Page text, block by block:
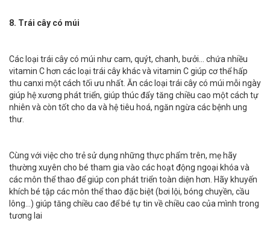
8. Trái cây có múi
Các loại trái cây có múi như cam, quýt, chanh, bưởi… chứa nhiều
vitamin C hơn các loại trái cây khác và vitamin C giúp cơ thể hấp
thu canxi một cách tối ưu nhất. Ăn các loại trái cây có múi mỗi ngày
giúp hệ xương phát triển, giúp thúc đẩy tăng chiều cao một cách tự
nhiên và còn tốt cho da và hệ tiêu hoá, ngăn ngừa các bệnh ung
thư.
Cùng với việc cho trẻ sử dụng những thực phẩm trên, mẹ hãy
thường xuyên cho bé tham gia vào các hoạt động ngoại khóa và
các môn thể thao để giúp con phát triển toàn diện hơn. Hãy khuyến
khích bé tập các môn thể thao đặc biệt (bơi lội, bóng chuyền, cầu
lông...) giúp tăng chiều cao để bé tự tin về chiều cao của mình trong
tương lai